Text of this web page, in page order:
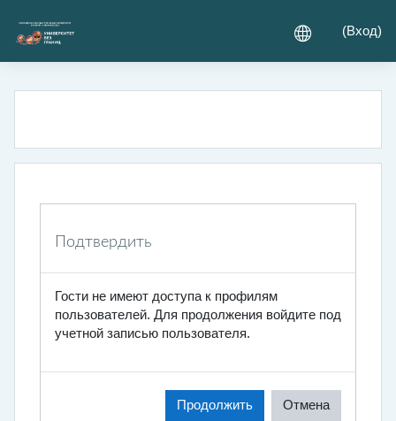
(Вход)
Подтвердить
Гости не имеют доступа к профилям
пользователей. Для продолжения войдите под
учетной записью пользователя.
Продолжить Отмена